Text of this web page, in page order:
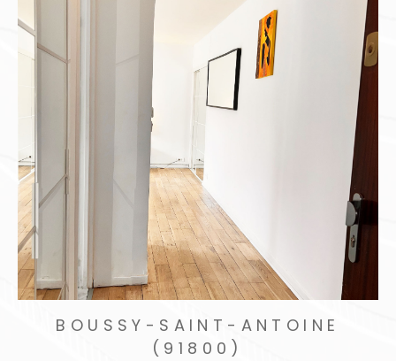
BOUSSY-SAINT-ANTOINE
(91800)